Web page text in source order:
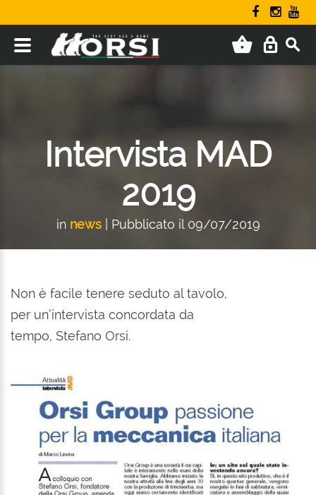
Intervista MAD
2019
in news| Pubblicato il 09/07/2019
Non è facile tenere seduto al tavolo,
per un’intervista concordata da
tempo, Stefano Orsi.